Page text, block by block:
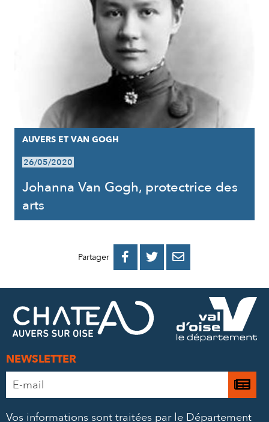
AUVERS ET VAN GOGH
26/05/2020
Johanna Van Gogh, protectrice des
arts
Partager 
PARTAGER
FACEBOOK
PARTAGER
PARTAGER
MAIL
NEWSLETTER
Adresse
e-
Je
Vos informations sont traitées par le Département